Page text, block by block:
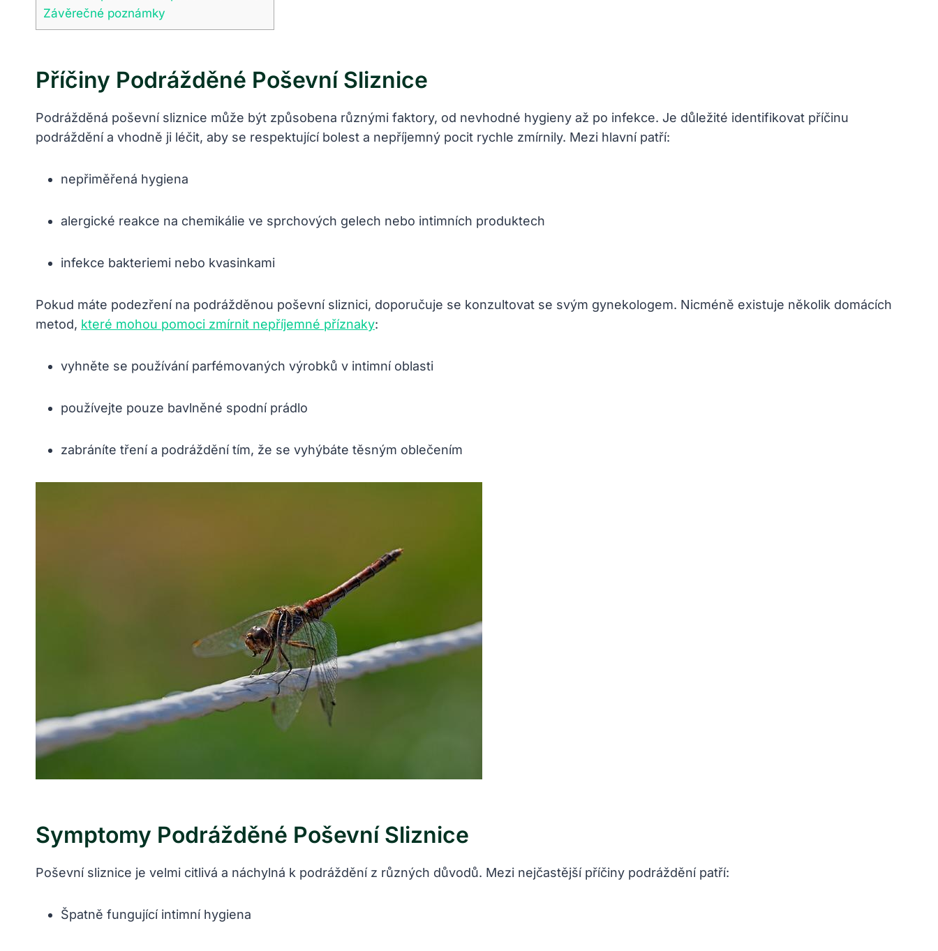
Závěrečné poznámky
Příčiny Podrážděné Poševní Sliznice
Podrážděná poševní sliznice může být způsobena různými faktory, od nevhodné hygieny až po infekce. Je důležité identifikovat příčinu
podráždění a vhodně ji léčit, aby se respektující bolest a nepříjemný pocit rychle zmírnily. Mezi hlavní patří:
nepřiměřená hygiena
alergické reakce na chemikálie ve sprchových gelech nebo intimních produktech
infekce bakteriemi nebo kvasinkami
Pokud máte podezření na podrážděnou poševní sliznici, doporučuje se konzultovat se svým gynekologem. Nicméně existuje několik domácích
metod, které mohou pomoci zmírnit nepříjemné příznaky:
vyhněte se používání parfémovaných výrobků v intimní oblasti
používejte pouze bavlněné spodní prádlo
zabráníte tření a podráždění tím, že se vyhýbáte těsným oblečením
Symptomy Podrážděné Poševní Sliznice
Poševní sliznice je velmi citlivá a náchylná k podráždění z různých důvodů. Mezi nejčastější příčiny podráždění patří:
Špatně fungující intimní hygiena